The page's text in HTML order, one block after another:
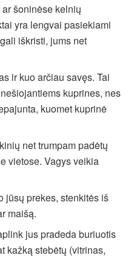
šoninėse kelnių
yra lengvai pasiekiami
iškristi, jums net
ir kuo arčiau savęs. Tai
kuprines, nes
kuomet kuprinė
net trumpam padėtų
vietose. Vagys veikia
jūsų prekes, stenkitės iš
maišą.
jus pradeda buriuotis
kažką stebėtų (vitrinas,